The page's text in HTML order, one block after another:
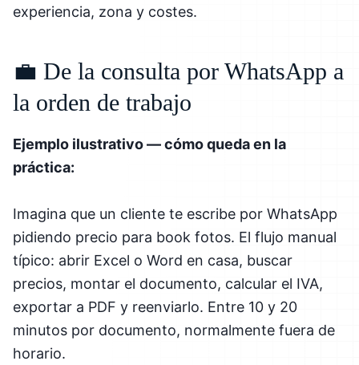
experiencia, zona y costes.
💼 De la consulta por WhatsApp a
la orden de trabajo
Ejemplo ilustrativo — cómo queda en la
práctica:
Imagina que un cliente te escribe por WhatsApp
pidiendo precio para book fotos. El flujo manual
típico: abrir Excel o Word en casa, buscar
precios, montar el documento, calcular el IVA,
exportar a PDF y reenviarlo. Entre 10 y 20
minutos por documento, normalmente fuera de
horario.